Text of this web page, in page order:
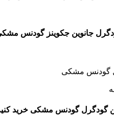
جانوین جکوینز گودنس
گودنس مشکی
گودگرل گودنس مشکی خرید